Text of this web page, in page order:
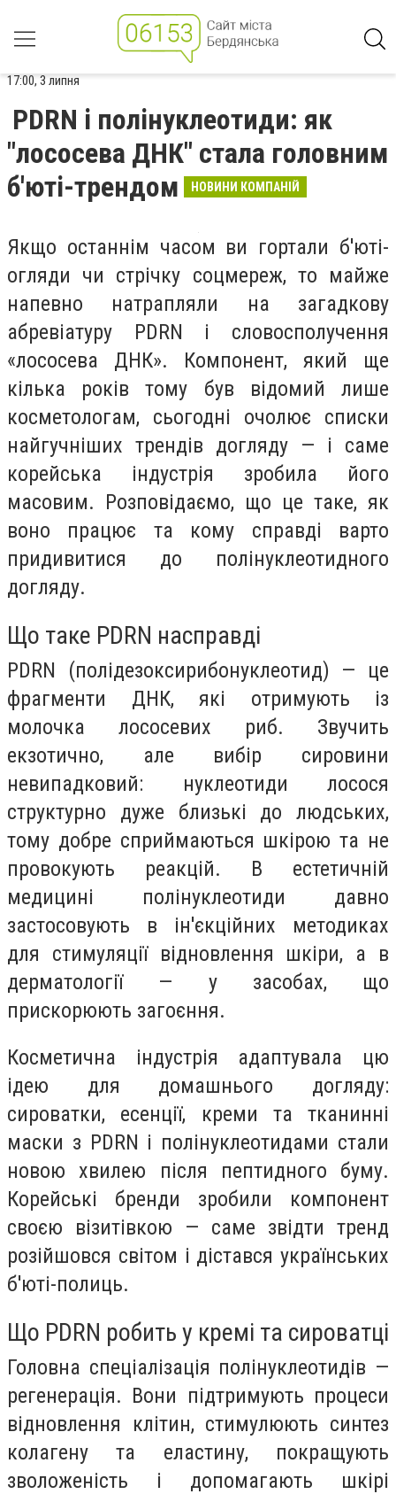
17:00, 3 липня
PDRN і полінуклеотиди: як
"лососева ДНК" стала головним
б'юті-трендом
НОВИНИ КОМПАНІЙ
Якщо останнім часом ви гортали б'юті-
огляди чи стрічку соцмереж, то майже
напевно натрапляли на загадкову
абревіатуру PDRN і словосполучення
«лососева ДНК». Компонент, який ще
кілька років тому був відомий лише
косметологам, сьогодні очолює списки
найгучніших трендів догляду — і саме
корейська індустрія зробила його
масовим. Розповідаємо, що це таке, як
воно працює та кому справді варто
придивитися до полінуклеотидного
догляду.
Що таке PDRN насправді
PDRN (полідезоксирибонуклеотид) — це
фрагменти ДНК, які отримують із
молочка лососевих риб. Звучить
екзотично, але вибір сировини
невипадковий: нуклеотиди лосося
структурно дуже близькі до людських,
тому добре сприймаються шкірою та не
провокують реакцій. В естетичній
медицині полінуклеотиди давно
застосовують в ін'єкційних методиках
для стимуляції відновлення шкіри, а в
дерматології — у засобах, що
прискорюють загоєння.
Косметична індустрія адаптувала цю
ідею для домашнього догляду:
сироватки, есенції, креми та тканинні
маски з PDRN і полінуклеотидами стали
новою хвилею після пептидного буму.
Корейські бренди зробили компонент
своєю візитівкою — саме звідти тренд
розійшовся світом і дістався українських
б'юті-полиць.
Що PDRN робить у кремі та сироватці
Головна спеціалізація полінуклеотидів —
регенерація. Вони підтримують процеси
відновлення клітин, стимулюють синтез
колагену та еластину, покращують
зволоженість і допомагають шкірі